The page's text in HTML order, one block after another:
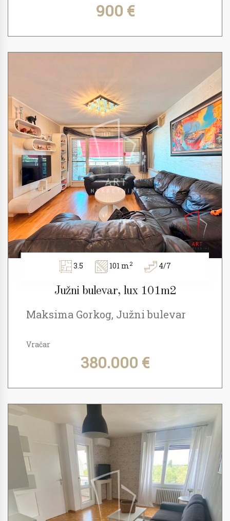
900 €
3.5 101 m2 4/7
Južni bulevar, lux 101m2
Maksima Gorkog, Južni bulevar
Vračar
380.000 €